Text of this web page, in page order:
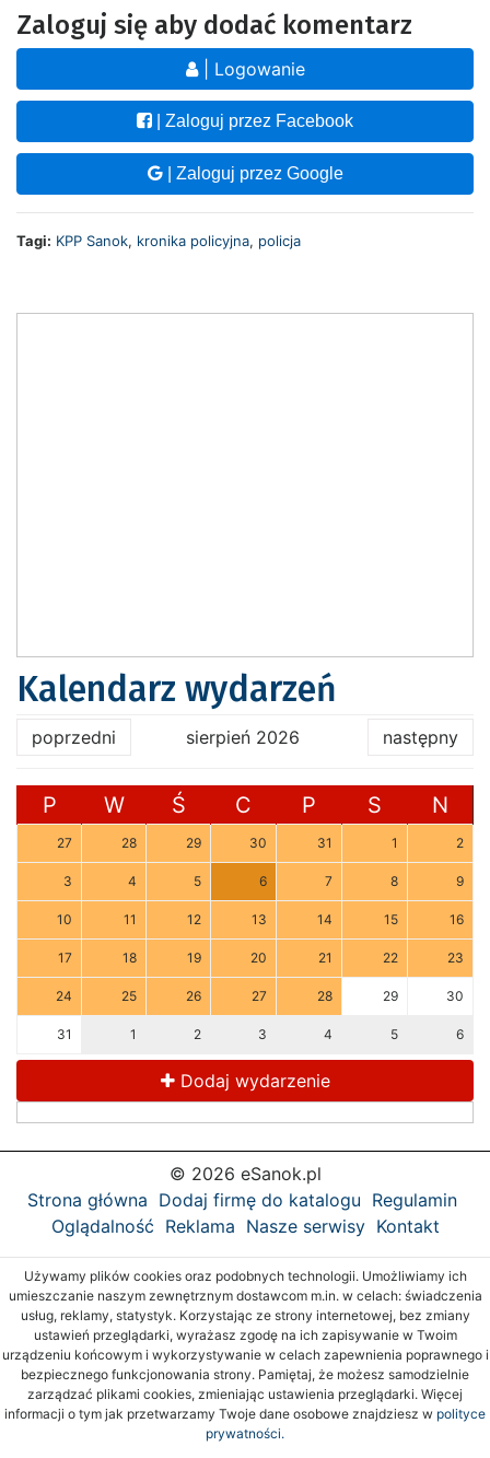
Zaloguj się aby dodać komentarz
| Logowanie
| Zaloguj przez Facebook
| Zaloguj przez Google
Tagi: KPP Sanok, kronika policyjna, policja
Kalendarz wydarzeń
poprzedni sierpień 2026 następny
P W Ś C P S N
27 28 29 30 31 1 2
3 4 5 6 7 8 9
10 11 12 13 14 15 16
17 18 19 20 21 22 23
24 25 26 27 28 29 30
31 1 2 3 4 5 6
Dodaj wydarzenie
© 2026 eSanok.pl
Strona główna Dodaj firmę do katalogu Regulamin
Oglądalność Reklama Nasze serwisy Kontakt
Używamy plików cookies oraz podobnych technologii. Umożliwiamy ich
umieszczanie naszym zewnętrznym dostawcom m.in. w celach: świadczenia
usług, reklamy, statystyk. Korzystając ze strony internetowej, bez zmiany
ustawień przeglądarki, wyrażasz zgodę na ich zapisywanie w Twoim
urządzeniu końcowym i wykorzystywanie w celach zapewnienia poprawnego i
bezpiecznego funkcjonowania strony. Pamiętaj, że możesz samodzielnie
zarządzać plikami cookies, zmieniając ustawienia przeglądarki. Więcej
informacji o tym jak przetwarzamy Twoje dane osobowe znajdziesz w polityce
prywatności.